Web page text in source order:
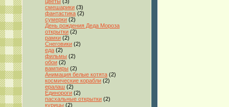
смешарики (3)
фантастика (2)
сумерки (2)
День рождения Деда Мороза
открытки (2)
рамки (2)
Снеговики (2)
еда (2)
фильмы (2)
обои (2)
вампиры (2)
Анимация белые котята (2)
космические корабли (2)
ералаш (2)
Единороги (2)
пасхальные открытки (2)
курицы (2)